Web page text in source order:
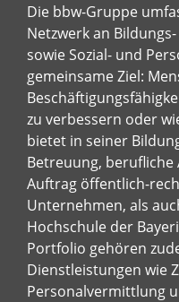
Die bbw-Gruppe
Netzwerk an
sowie Sozial- und
gemeinsame Ziel:
zu verbessern oder
bietet in seiner
Betreuung,
Auftrag öffentlich-
Unternehmen, als
Hochschule der
Portfolio gehören
Dienstleistungen wie
Personalvermittlung